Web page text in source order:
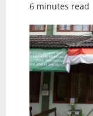
6 minutes read